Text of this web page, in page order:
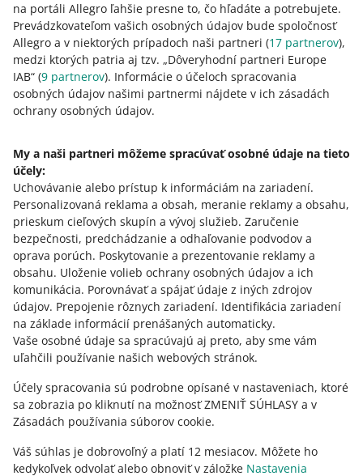
na portáli Allegro ľahšie presne to, čo hľadáte a potrebujete.
Prevádzkovateľom vašich osobných údajov bude spoločnosť
Allegro a v niektorých prípadoch naši partneri (17 partnerov),
medzi ktorých patria aj tzv. „Dôveryhodní partneri Europe
IAB“ (9 partnerov). Informácie o účeloch spracovania
osobných údajov našimi partnermi nájdete v ich zásadách
ochrany osobných údajov.
My a naši partneri môžeme spracúvať osobné údaje na tieto
účely:
Uchovávanie alebo prístup k informáciám na zariadení.
Personalizovaná reklama a obsah, meranie reklamy a obsahu,
prieskum cieľových skupín a vývoj služieb. Zaručenie
bezpečnosti, predchádzanie a odhaľovanie podvodov a
oprava porúch. Poskytovanie a prezentovanie reklamy a
obsahu. Uloženie volieb ochrany osobných údajov a ich
komunikácia. Porovnávať a spájať údaje z iných zdrojov
údajov. Prepojenie rôznych zariadení. Identifikácia zariadení
na základe informácií prenášaných automaticky.
Vaše osobné údaje sa spracúvajú aj preto, aby sme vám
uľahčili používanie našich webových stránok.
Účely spracovania sú podrobne opísané v nastaveniach, ktoré
sa zobrazia po kliknutí na možnosť ZMENIŤ SÚHLASY a v
Zásadách používania súborov cookie.
Váš súhlas je dobrovoľný a platí 12 mesiacov. Môžete ho
kedykoľvek odvolať alebo obnoviť v záložke Nastavenia
Ak objednávka kupujúceho obsahuje viacero ponúk, v
ktorých deklarujete rozdielne časy odoslania –
akceptujeme najdlhší čas odoslania. Vďaka tomu môžete
dokončiť celú objednávku, ako aj odoslať zásielku a zadať
číslo prepravného listu v súlade s deklaráciou
najdlhšieho času odoslania.
Potrebujete pomoc?
Kontaktujte nás
Opýtajte sa komunity
Prejdite do Allegro Komunity